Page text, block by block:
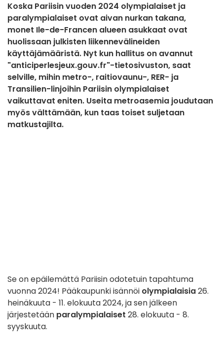
Koska Pariisin vuoden 2024 olympialaiset ja
paralympialaiset ovat aivan nurkan takana,
monet Ile-de-Francen alueen asukkaat ovat
huolissaan julkisten liikennevälineiden
käyttäjämääristä. Nyt kun hallitus on avannut
"anticiperlesjeux.gouv.fr"-tietosivuston, saat
selville, mihin metro-, raitiovaunu-, RER- ja
Transilien-linjoihin Pariisin olympialaiset
vaikuttavat eniten. Useita metroasemia joudutaan
myös välttämään, kun taas toiset suljetaan
matkustajilta.
Se on epäilemättä Pariisin odotetuin tapahtuma
vuonna 2024! Pääkaupunki isännöi olympialaisia26.
heinäkuuta - 11. elokuuta 2024, ja sen jälkeen
järjestetään paralympialaiset 28. elokuuta - 8.
syyskuuta.